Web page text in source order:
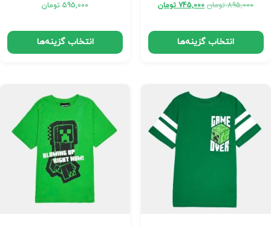
895,000 تومان 745,000 تومان
انتخاب گزینه‌ها
595,000 تومان
انتخاب گزینه‌ها